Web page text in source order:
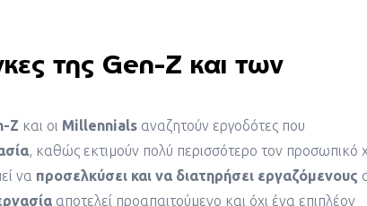
της Gen-Z και των
Z και οι Millennials αναζητούν εργοδότες που
, καθώς εκτιμούν πολύ περισσότερο τον προσωπικό
να προσελκύσει και να διατηρήσει εργαζόμενους
αποτελεί προαπαιτούμενο και όχι ένα επιπλέον